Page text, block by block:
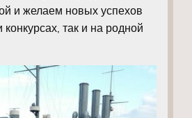
и желаем новых успехов
так и на родной